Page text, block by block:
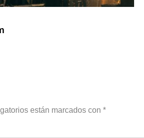
están marcados con *